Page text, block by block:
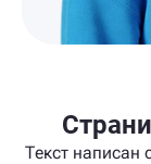
Текст написан